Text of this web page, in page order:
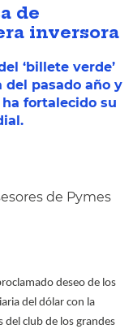
de
inversora
‘billete verde’
del pasado año y
ha fortalecido su
de Pymes
deseo de los
del dólar con la
del club de los grandes